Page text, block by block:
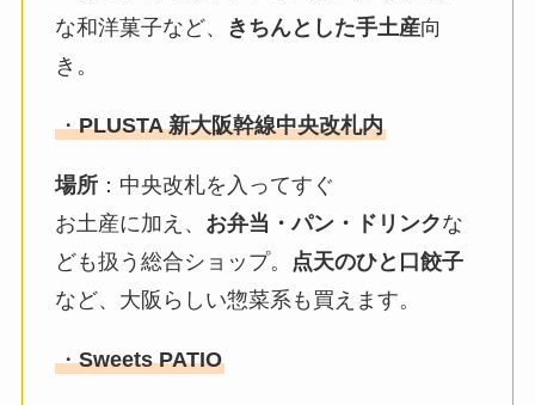
な和洋菓子など、
きちんとした手土産向
き。
・PLUSTA 新大阪幹線中央改札内
場所：中央改札を入ってすぐ
お土産に加え、 お弁当・パン・ドリンクな
ども扱う総合ショップ。
点天のひと口餃子
など、大阪らしい惣菜系も買えます。
・Sweets PATIO